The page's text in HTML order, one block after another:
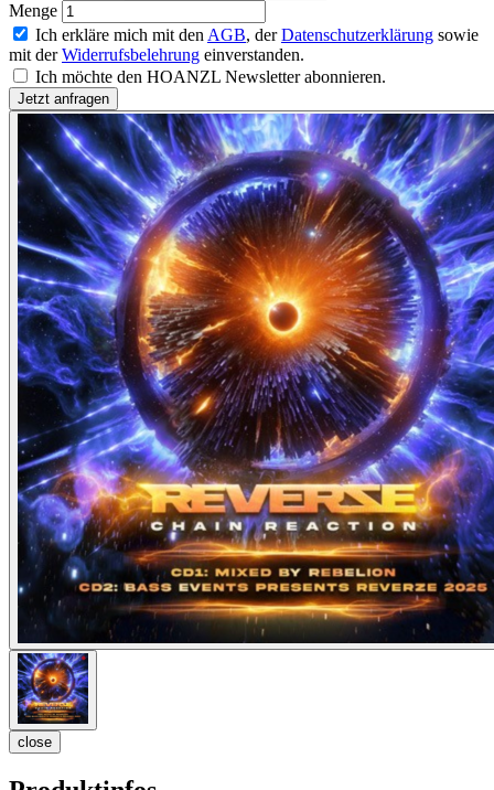
Menge
Ich erkläre mich mit den AGB, derDatenschutzerklärung sowie
mit derWiderrufsbelehrung einverstanden.
Ich möchte den HOANZL Newsletter abonnieren.
close